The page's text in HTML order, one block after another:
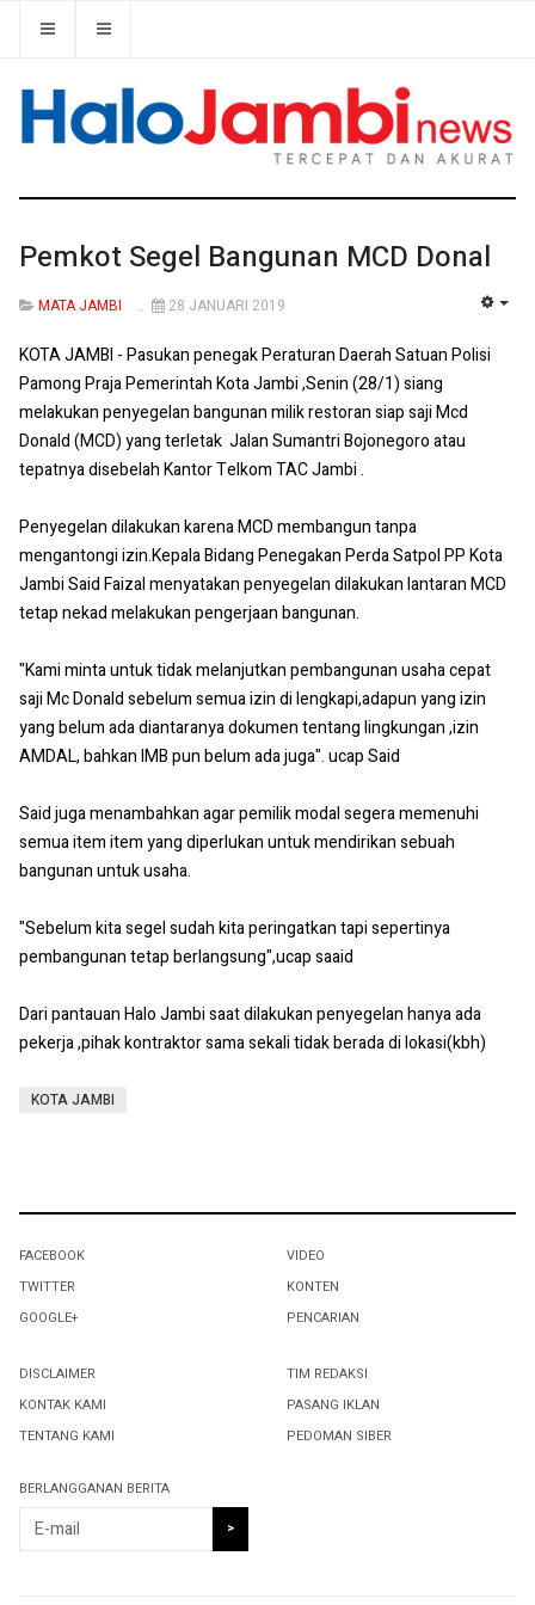
Pemkot Segel Bangunan MCD Donal
MATA JAMBI 28 JANUARI 2019
KOTA JAMBI - Pasukan penegak Peraturan Daerah Satuan Polisi
Pamong Praja Pemerintah Kota Jambi ,Senin (28/1) siang
melakukan penyegelan bangunan milik restoran siap saji Mcd
Donald (MCD) yang terletak Jalan Sumantri Bojonegoro atau
tepatnya disebelah Kantor Telkom TAC Jambi .
Penyegelan dilakukan karena MCD membangun tanpa
mengantongi izin.Kepala Bidang Penegakan Perda Satpol PP Kota
Jambi Said Faizal menyatakan penyegelan dilakukan lantaran MCD
tetap nekad melakukan pengerjaan bangunan.
"Kami minta untuk tidak melanjutkan pembangunan usaha cepat
saji Mc Donald sebelum semua izin di lengkapi,adapun yang izin
yang belum ada diantaranya dokumen tentang lingkungan ,izin
AMDAL, bahkan IMB pun belum ada juga". ucap Said
Said juga menambahkan agar pemilik modal segera memenuhi
semua item item yang diperlukan untuk mendirikan sebuah
bangunan untuk usaha.
"Sebelum kita segel sudah kita peringatkan tapi sepertinya
pembangunan tetap berlangsung",ucap saaid
Dari pantauan Halo Jambi saat dilakukan penyegelan hanya ada
pekerja ,pihak kontraktor sama sekali tidak berada di lokasi(kbh)
KOTA JAMBI
FACEBOOK
TWITTER
GOOGLE+
VIDEO
KONTEN
PENCARIAN
DISCLAIMER
KONTAK KAMI
TENTANG KAMI
TIM REDAKSI
PASANG IKLAN
PEDOMAN SIBER
BERLANGGANAN BERITA